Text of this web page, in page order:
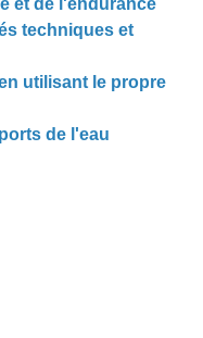
techniques et
utilisant le propre
de l'eau